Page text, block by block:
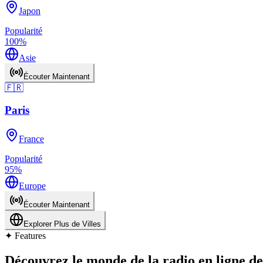
Japon
Popularité
100%
Asie
Écouter Maintenant
🇫🇷
Paris
France
Popularité
95%
Europe
Écouter Maintenant
Explorer Plus de Villes
✦ Features